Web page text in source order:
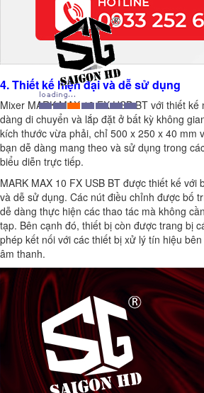
4. Thiết kế hiện đại và dễ sử dụng
Mixer MARK MAX 10 FX USB BT với thiết
dàng di chuyển và lắp đặt ở bất kỳ không
kích thước vừa phải, chỉ 500 x 250 x 40 mm
bạn dễ dàng mang theo và sử dụng trong
biểu diễn trực tiếp.
MARK MAX 10 FX USB BT được thiết kế với
và dễ sử dụng. Các nút điều chỉnh được bố
dễ dàng thực hiện các thao tác mà không
tạp. Bên cạnh đó, thiết bị còn được trang bị
phép kết nối với các thiết bị xử lý tín hiệu
âm thanh.